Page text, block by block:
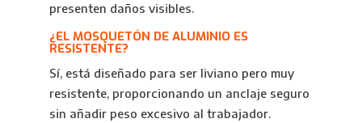
presenten daños visibles.
¿EL MOSQUETÓN DE ALUMINIO ES
RESISTENTE?
Sí, está diseñado para ser liviano pero muy
resistente, proporcionando un anclaje seguro
sin añadir peso excesivo al trabajador.